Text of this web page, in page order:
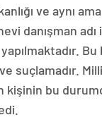
ve aynı
danışman adı
suçlamadır.
kişinin bu